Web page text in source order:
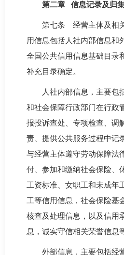
第二章 信息记录及归
第七条 经营主体及相
用信息包括人社内部信息和
全国公共信用信息基础目录
补充目录确定。
人社内部信息，主要包
和社会保障行政部门在行政
报投诉查处、专项检查、调
责、提供公共服务过程中记
与经营主体遵守劳动保障法
付、参加和缴纳社会保险、
工资标准、女职工和未成年
工等信用信息，社会保险基
核查及处理信息，以及信用
息，诚实守信相关荣誉信息
外部信息，主要包括经